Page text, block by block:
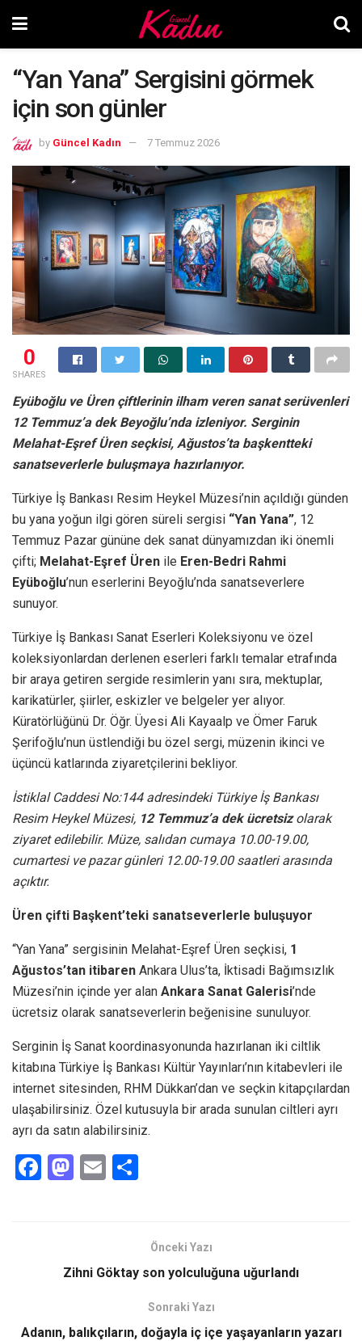
“Yan Yana” Sergisini görmek
için son günler
by Güncel Kadın 7 Temmuz 2026
0
SHARES
Eyüboğlu ve Üren çiftlerinin ilham veren sanat serüvenleri
12 Temmuz’a dek Beyoğlu’nda izleniyor. Serginin
Melahat-Eşref Üren seçkisi, Ağustos’ta başkentteki
sanatseverlerle buluşmaya hazırlanıyor.
Türkiye İş Bankası Resim Heykel Müzesi’nin açıldığı günden
bu yana yoğun ilgi gören süreli sergisi “Yan Yana”, 12
Temmuz Pazar gününe dek sanat dünyamızdan iki önemli
çifti; Melahat-Eşref Üren ile Eren-Bedri Rahmi
Eyüboğlu’nun eserlerini Beyoğlu’nda sanatseverlere
sunuyor.
Türkiye İş Bankası Sanat Eserleri Koleksiyonu ve özel
koleksiyonlardan derlenen eserleri farklı temalar etrafında
bir araya getiren sergide resimlerin yanı sıra, mektuplar,
karikatürler, şiirler, eskizler ve belgeler yer alıyor.
Küratörlüğünü Dr. Öğr. Üyesi Ali Kayaalp ve Ömer Faruk
Şerifoğlu’nun üstlendiği bu özel sergi, müzenin ikinci ve
üçüncü katlarında ziyaretçilerini bekliyor.
İstiklal Caddesi No:144 adresindeki Türkiye İş Bankası
Resim Heykel Müzesi, 12 Temmuz’a dek ücretsizolarak
ziyaret edilebilir. Müze, salıdan cumaya 10.00-19.00,
cumartesi ve pazar günleri 12.00-19.00 saatleri arasında
açıktır.
Üren çifti Başkent’teki sanatseverlerle buluşuyor
“Yan Yana” sergisinin Melahat-Eşref Üren seçkisi, 1
Ağustos’tan itibaren Ankara Ulus’ta, İktisadi Bağımsızlık
Müzesi’nin içinde yer alan Ankara Sanat Galerisi’nde
ücretsiz olarak sanatseverlerin beğenisine sunuluyor.
Serginin İş Sanat koordinasyonunda hazırlanan iki ciltlik
kitabına Türkiye İş Bankası Kültür Yayınları’nın kitabevleri ile
internet sitesinden, RHM Dükkan’dan ve seçkin kitapçılardan
ulaşabilirsiniz. Özel kutusuyla bir arada sunulan ciltleri ayrı
ayrı da satın alabilirsiniz.
F
k
M
d
n
E
Önceki Yazı
Zihni Göktay son yolculuğuna uğurlandı
Sonraki Yazı
Adanın, balıkçıların, doğayla iç içe yaşayanların yazarı